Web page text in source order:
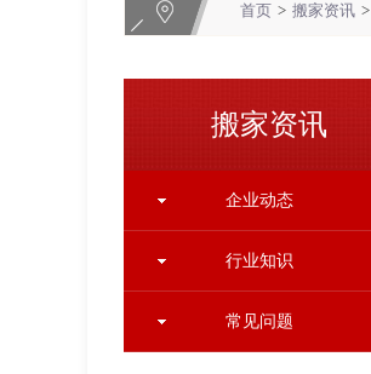
首页 > 搬家资讯 >
搬家资讯
企业动态
行业知识
常见问题